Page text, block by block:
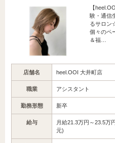
【
験・通信
るサロン
個々のペ
＆福…
店舗名 heel.OOI 大井町店
職業 アシスタント
勤務形態 新卒
給与
月給21.3万円～23.5
元)